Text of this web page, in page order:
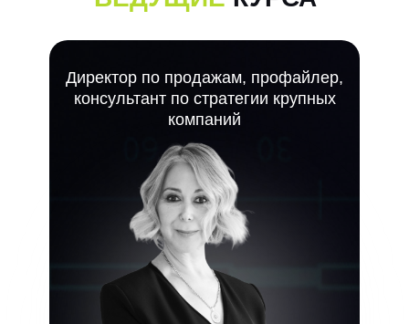
Директор по продажам, профайлер,
консультант по стратегии крупных
компаний